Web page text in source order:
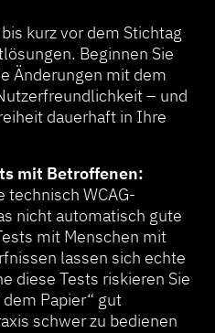
kurz vor dem Stichtag
Beginnen Sie
Änderungen mit dem
– und
dauerhaft in Ihre
mit Betroffenen:
technisch WCAG-
nicht automatisch gute
mit Menschen mit
lassen sich echte
diese Tests riskieren Sie
Papier“ gut
schwer zu bedienen